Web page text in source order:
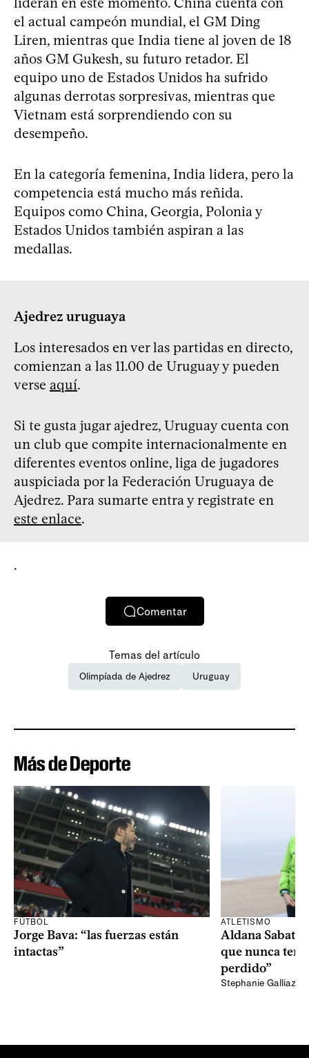
el actual campeón mundial, el GM Ding
Liren, mientras que India tiene al joven de 18
años GM Gukesh, su futuro retador. El
equipo uno de Estados Unidos ha sufrido
algunas derrotas sorpresivas, mientras que
Vietnam está sorprendiendo con su
desempeño.
En la categoría femenina, India lidera, pero la
competencia está mucho más reñida.
Equipos como China, Georgia, Polonia y
Estados Unidos también aspiran a las
medallas.
Ajedrez uruguaya
Los interesados en ver las partidas en directo,
comienzan a las 11.00 de Uruguay y pueden
verse aquí.
Si te gusta jugar ajedrez, Uruguay cuenta con
un club que compite internacionalmente en
diferentes eventos online, liga de jugadores
auspiciada por la Federación Uruguaya de
Ajedrez. Para sumarte entra y registrate en
este enlace.
.
Comentar
Temas del artículo
Olimpíada de Ajedrez Uruguay
Más de Deporte
FÚTBOL
Jorge Bava: “las fuerzas están
intactas”
ATLETISMO
Aldana
que nunca
perdido”
Stephanie Galliazzi